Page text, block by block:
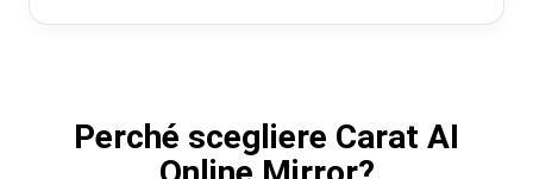
Perché scegliere Carat AI